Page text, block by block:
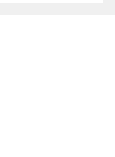
quay phim
Chỉ cần
một chế